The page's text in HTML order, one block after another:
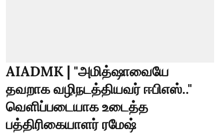
AIADMK | "அமித்ஷாவையே
தவறாக வழிநடத்தியவர் ஈபிஎஸ்.."
வெளிப்படையாக உடைத்த
பத்திரிகையாளர் ரமேஷ்